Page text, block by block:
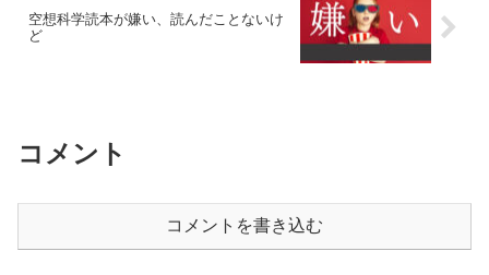
空想科学読本が嫌い、読んだことないけ
ど
コメント
コメントを書き込む